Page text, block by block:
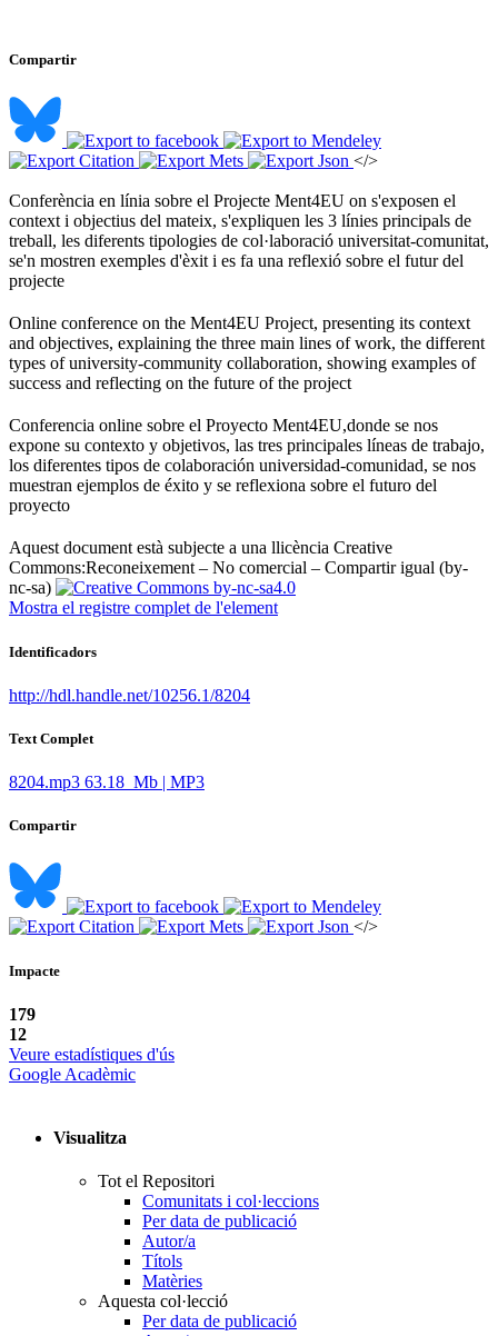
Compartir
</>
Conferència en línia sobre el Projecte Ment4EU on s'exposen el
context i objectius del mateix, s'expliquen les 3 línies principals de
treball, les diferents tipologies de col·laboració universitat-comunitat,
se'n mostren exemples d'èxit i es fa una reflexió sobre el futur del
projecte ​
Online conference on the Ment4EU Project, presenting its context
and objectives, explaining the three main lines of work, the different
types of university-community collaboration, showing examples of
success and reflecting on the future of the project ​
Conferencia online sobre el Proyecto Ment4EU,donde se nos
expone su contexto y objetivos, las tres principales líneas de trabajo,
los diferentes tipos de colaboración universidad-comunidad, se nos
muestran ejemplos de éxito y se reflexiona sobre el futuro del
proyecto ​
Aquest document està subjecte a una llicència Creative
Commons:Reconeixement – No comercial – Compartir igual (by-
nc-sa)
Mostra el registre complet de l'element
Identificadors
http://hdl.handle.net/10256.1/8204
Text Complet
8204.mp3 63.18 Mb | MP3
Compartir
</>
Impacte
179
12
Veure estadístiques d'ús
Google Acadèmic
Visualitza
Tot el Repositori
Comunitats i col·leccions
Per data de publicació
Autor/a
Títols
Matèries
Aquesta col·lecció
Per data de publicació